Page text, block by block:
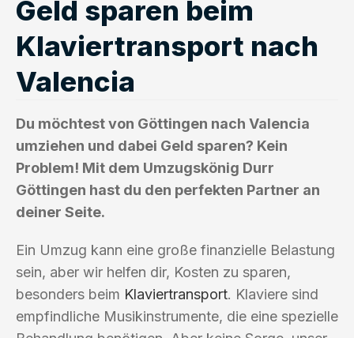
Geld sparen beim
Klaviertransport nach
Valencia
Du möchtest von Göttingen nach Valencia
umziehen und dabei Geld sparen? Kein
Problem! Mit dem Umzugskönig Durr
Göttingen hast du den perfekten Partner an
deiner Seite.
Ein Umzug kann eine große finanzielle Belastung
sein, aber wir helfen dir, Kosten zu sparen,
besonders beim Klaviertransport. Klaviere sind
empfindliche Musikinstrumente, die eine spezielle